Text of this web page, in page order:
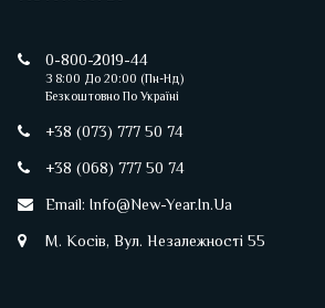
0-800-2019-44
З 8:00 До 20:00 (пн-Нд)
Безкоштовно По Україні
+38 (073) 777 50 74
+38 (068) 777 50 74
Email: Info@new-Year.in.ua
М. Косів, Вул. Незалежності 55